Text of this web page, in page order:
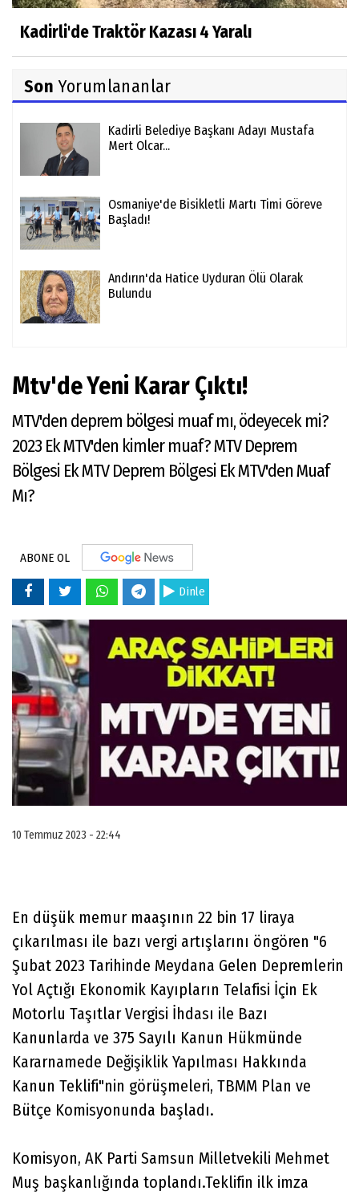
Kadirli'de Traktör Kazası 4 Yaralı
Son Yorumlananlar
Kadirli Belediye Başkanı Adayı Mustafa
Mert Olcar...
Osmaniye'de Bisikletli Martı Timi Göreve
Başladı!
Andırın'da Hatice Uyduran Ölü Olarak
Bulundu
Mtv'de Yeni Karar Çıktı!
MTV'den deprem bölgesi muaf mı, ödeyecek mi?
2023 Ek MTV'den kimler muaf? MTV Deprem
Bölgesi Ek MTV Deprem Bölgesi Ek MTV'den Muaf
Mı?
ABONE OL
Dinle
10 Temmuz 2023 - 22:44
En düşük memur maaşının 22 bin 17 liraya
çıkarılması ile bazı vergi artışlarını öngören "6
Şubat 2023 Tarihinde Meydana Gelen Depremlerin
Yol Açtığı Ekonomik Kayıpların Telafisi İçin Ek
Motorlu Taşıtlar Vergisi İhdası ile Bazı
Kanunlarda ve 375 Sayılı Kanun Hükmünde
Kararnamede Değişiklik Yapılması Hakkında
Kanun Teklifi"nin görüşmeleri, TBMM Plan ve
Bütçe Komisyonunda başladı.
Komisyon, AK Parti Samsun Milletvekili Mehmet
Muş başkanlığında toplandı.Teklifin ilk imza